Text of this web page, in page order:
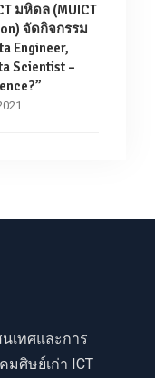
มหิดล (MUICT
จัดกิจกรรม
Engineer,
Scientist –
เทศและการ
ศิษย์เก่า ICT